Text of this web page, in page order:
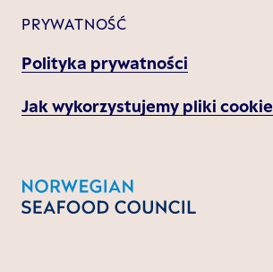
PRYWATNOŚĆ
Polityka prywatności
Jak wykorzystujemy pliki cookie